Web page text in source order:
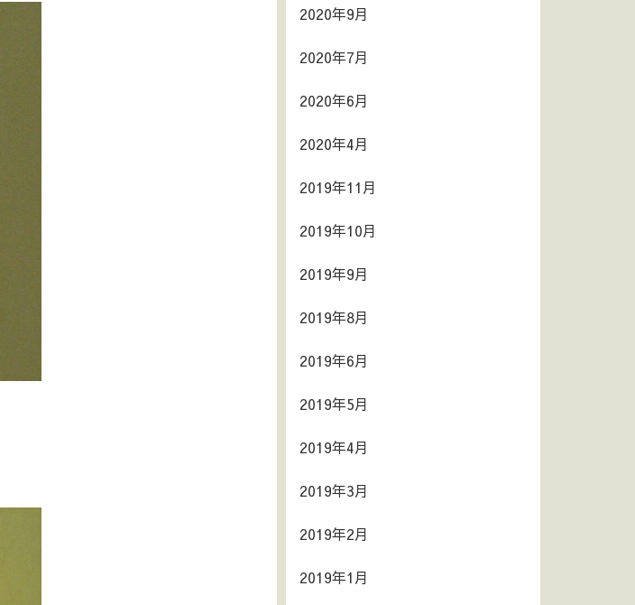
2020年9月
2020年7月
2020年6月
2020年4月
2019年11月
2019年10月
2019年9月
2019年8月
2019年6月
2019年5月
2019年4月
2019年3月
2019年2月
2019年1月